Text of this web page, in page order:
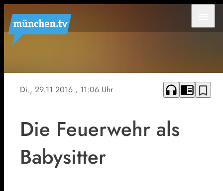
Symbolfoto
Di., 29.11.2016 , 11:06 Uhr headphones chrome_reader_mode bookmark_border
Die Feuerwehr als
Babysitter